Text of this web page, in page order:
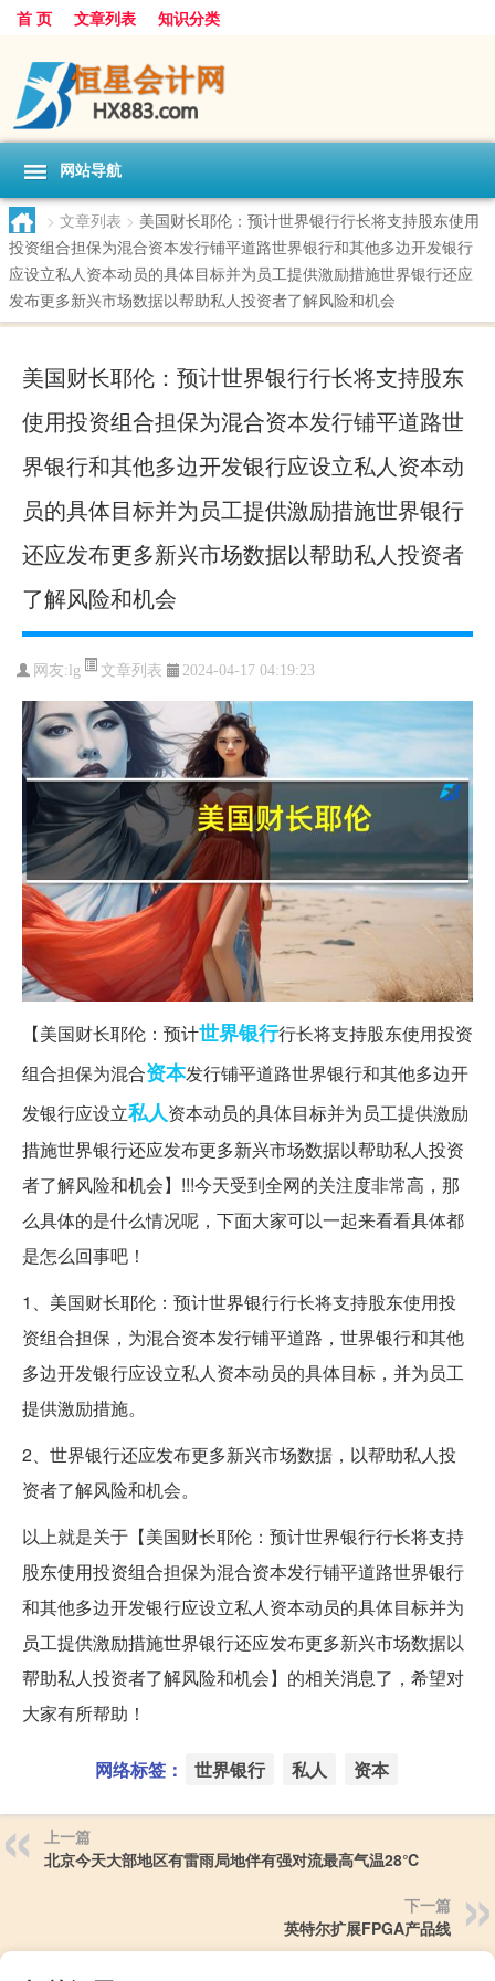
首 页 文章列表 知识分类
网站导航
> 文章列表 > 美国财长耶伦：预计世界银行行长将支持股东使用
投资组合担保为混合资本发行铺平道路世界银行和其他多边开发银行
应设立私人资本动员的具体目标并为员工提供激励措施世界银行还应
发布更多新兴市场数据以帮助私人投资者了解风险和机会
美国财长耶伦：预计世界银行行长将支持股东
使用投资组合担保为混合资本发行铺平道路世
界银行和其他多边开发银行应设立私人资本动
员的具体目标并为员工提供激励措施世界银行
还应发布更多新兴市场数据以帮助私人投资者
了解风险和机会
网友: lg 文章列表 2024-04-17 04:19:23
【美国财长耶伦：预计世界银行行长将支持股东使用投资
组合担保为混合资本发行铺平道路世界银行和其他多边开
发银行应设立私人资本动员的具体目标并为员工提供激励
措施世界银行还应发布更多新兴市场数据以帮助私人投资
者了解风险和机会】!!!今天受到全网的关注度非常高，那
么具体的是什么情况呢，下面大家可以一起来看看具体都
是怎么回事吧！
1、美国财长耶伦：预计世界银行行长将支持股东使用投
资组合担保，为混合资本发行铺平道路，世界银行和其他
多边开发银行应设立私人资本动员的具体目标，并为员工
提供激励措施。
2、世界银行还应发布更多新兴市场数据，以帮助私人投
资者了解风险和机会。
以上就是关于【美国财长耶伦：预计世界银行行长将支持
股东使用投资组合担保为混合资本发行铺平道路世界银行
和其他多边开发银行应设立私人资本动员的具体目标并为
员工提供激励措施世界银行还应发布更多新兴市场数据以
帮助私人投资者了解风险和机会】的相关消息了，希望对
大家有所帮助！
网络标签： 世界银行 私人 资本
上一篇
北京今天大部地区有雷雨局地伴有强对流最高气温28℃
下一篇
英特尔扩展FPGA产品线